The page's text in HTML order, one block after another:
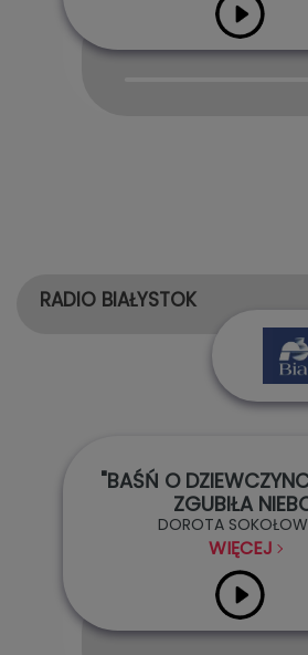
Audio
RADIO BIAŁYSTOK
"BAŚŃ O
ZGUBIŁA
DOROTA
WIĘCEJ
Audio